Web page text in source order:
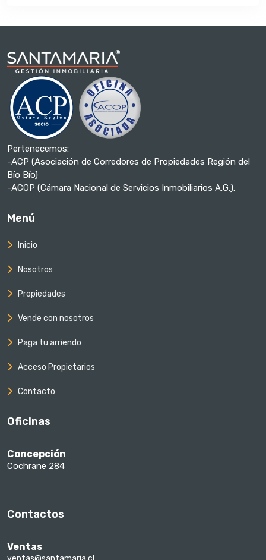
Pertenecemos:
-ACP (Asociación de Corredores de Propiedades Región del
Bío Bío)
-ACOP (Cámara Nacional de Servicios Inmobiliarios A.G.).
Menú
Inicio
Nosotros
Propiedades
Vende con nosotros
Paga tu arriendo
Acceso Propietarios
Contacto
Oficinas
Concepción
Cochrane 284
Contactos
Ventas